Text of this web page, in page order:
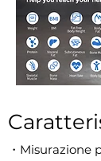
・Misurazione